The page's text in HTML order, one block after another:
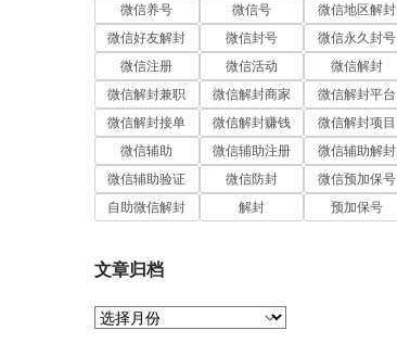
微信养号
微信号
微信地区解封
微信好友解封
微信封号
微信永久封号
微信注册
微信活动
微信解封
微信解封兼职
微信解封商家
微信解封平台
微信解封接单
微信解封赚钱
微信解封项目
微信辅助
微信辅助注册
微信辅助解封
微信辅助验证
微信防封
微信预加保号
自助微信解封
解封 预加保号
文章归档
文